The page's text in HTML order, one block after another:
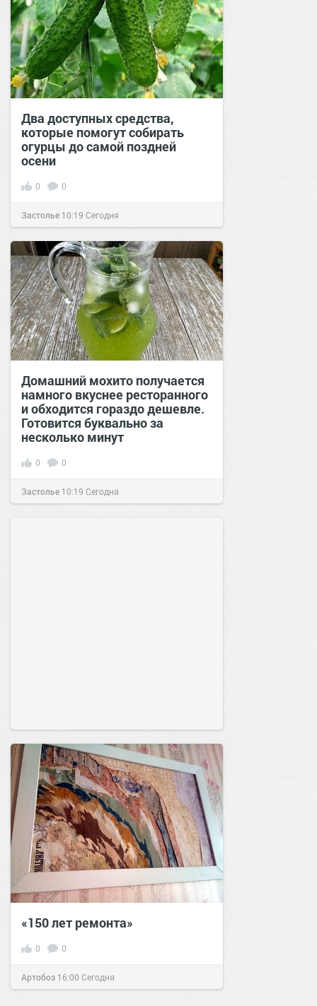
Два доступных средства,
которые помогут собирать
огурцы до самой поздней
осени
0 0
Застолье 10:19 Сегодня
Домашний мохито получается
намного вкуснее ресторанного
и обходится гораздо дешевле.
Готовится буквально за
несколько минут
0 0
Застолье 10:19 Сегодня
«150 лет ремонта»
0 0
Артобоз 16:00 Сегодня